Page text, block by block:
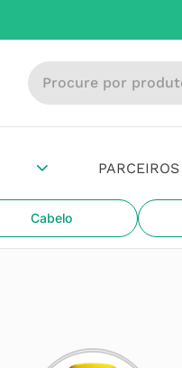
Procure por produto,
PARCEIROS
Cabelo